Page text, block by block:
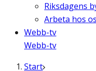
Riksdagens
Arbeta hos
Webb-tv
Webb-tv
Start